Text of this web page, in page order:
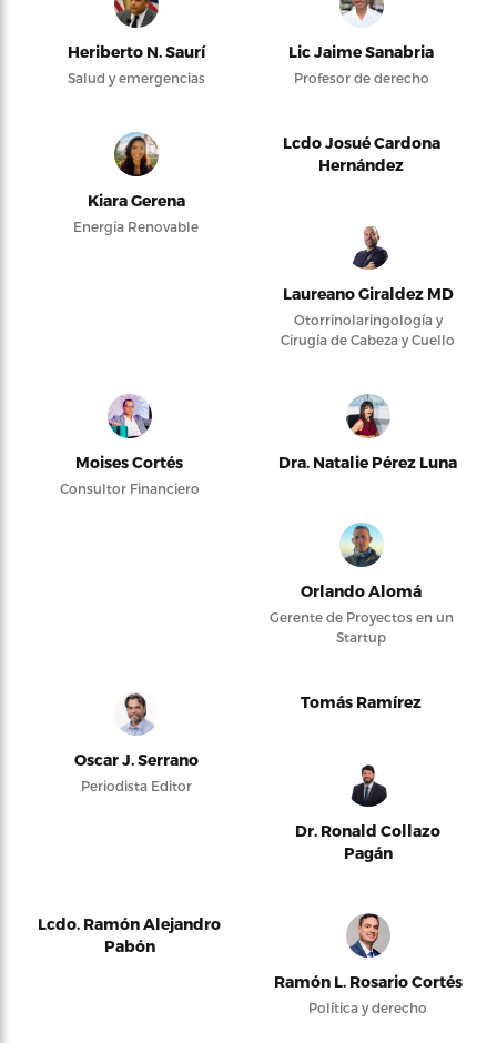
Heriberto N. Saurí
Salud y emergencias
Lic Jaime Sanabria
Profesor de derecho
Kiara Gerena
Energía Renovable
Lcdo Josué Cardona
Hernández
Laureano Giraldez MD
Otorrinolaringología y
Cirugía de Cabeza y Cuello
Moises Cortés
Consultor Financiero
Dra. Natalie Pérez Luna
Orlando Alomá
Gerente de Proyectos en un
Startup
Oscar J. Serrano
Periodista Editor
Tomás Ramírez
Dr. Ronald Collazo
Pagán
Lcdo. Ramón Alejandro
Pabón
Ramón L. Rosario Cortés
Política y derecho